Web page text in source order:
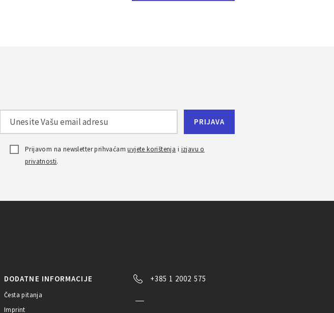
Prijavom na newsletter prihvaćamuvjete korištenja i izjavu o
privatnosti.
DODATNE INFORMACIJE
Česta pitanja
Imprint
+385 1 2002 575